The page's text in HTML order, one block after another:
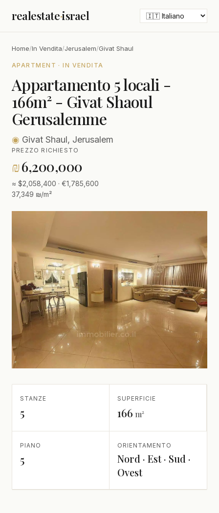
realestate·israel
Home/In Vendita/Jerusalem/Givat Shaul
APARTMENT · IN VENDITA
Appartamento 5 locali -
166m² - Givat Shaoul
Gerusalemme
◉ Givat Shaul, Jerusalem
PREZZO RICHIESTO
₪6,200,000
≈ $2,058,400 · €1,785,600
37,349 ₪/m²
STANZE
5
SUPERFICIE
166 m²
PIANO
5
ORIENTAMENTO
Nord · Est · Sud ·
Ovest